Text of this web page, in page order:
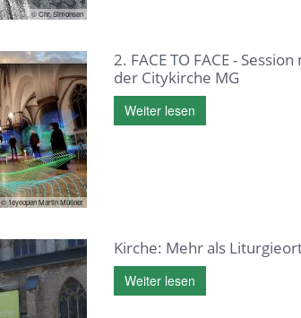
© Chr. Simonsen
© 1eyeopen Martin Müllner
2. FACE TO FACE -
der Citykirche MG
Weiter lesen
Kirche: Mehr als
Weiter lesen